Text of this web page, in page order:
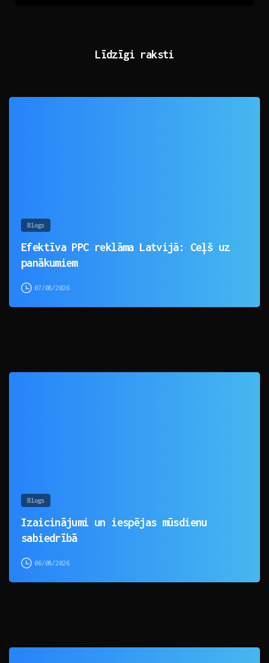
Līdzīgi raksti
Blogs
Efektīva PPC reklāma Latvijā: Ceļš uz
panākumiem
07/08/2026
Blogs
Izaicinājumi un iespējas mūsdienu
sabiedrībā
06/08/2026